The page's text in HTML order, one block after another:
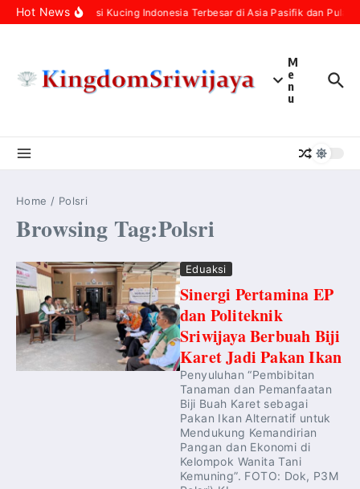
Skip to content
Hot NewsPopulasi Kucing Indonesia Terbesar di Asia Pasifik dan Pulau
M
e
n
u
Home / Polsri
Browsing Tag:Polsri
Eduaksi
Sinergi Pertamina EP
dan Politeknik
Sriwijaya Berbuah Biji
Karet Jadi Pakan Ikan
Penyuluhan “Pembibitan
Tanaman dan Pemanfaatan
Biji Buah Karet sebagai
Pakan Ikan Alternatif untuk
Mendukung Kemandirian
Pangan dan Ekonomi di
Kelompok Wanita Tani
Kemuning”. FOTO: Dok, P3M